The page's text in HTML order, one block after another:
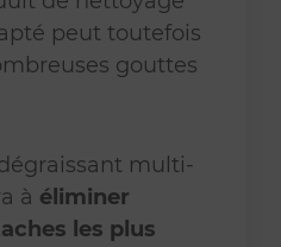
peut toutefois
gouttes
multi-
à éliminer
les plus